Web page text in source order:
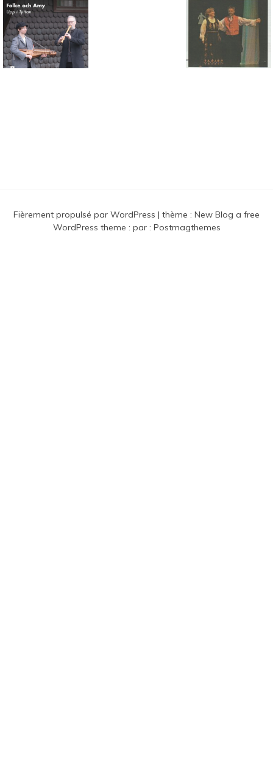
Fièrement propulsé par WordPress | thème : New Blog a free
WordPress theme : par : Postmagthemes